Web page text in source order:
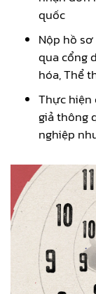
quốc
Nộp hồ
qua cổng
hóa, Thể
Thực hiện
giả thông
nghiệp